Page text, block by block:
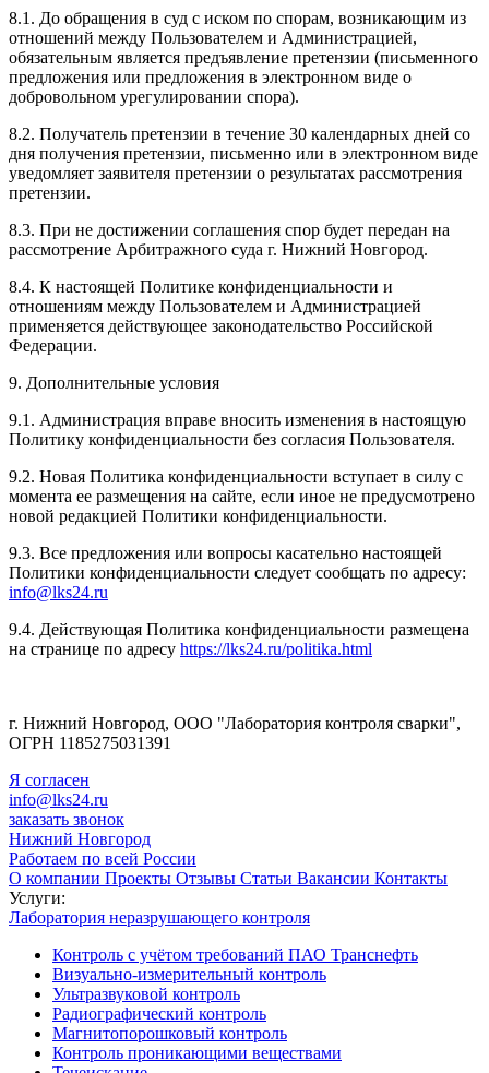
8.1. До обращения в суд с иском по спорам, возникающим из
отношений между Пользователем и Администрацией,
обязательным является предъявление претензии (письменного
предложения или предложения в электронном виде о
добровольном урегулировании спора).
8.2. Получатель претензии в течение 30 календарных дней со
дня получения претензии, письменно или в электронном виде
уведомляет заявителя претензии о результатах рассмотрения
претензии.
8.3. При не достижении соглашения спор будет передан на
рассмотрение Арбитражного суда г. Нижний Новгород.
8.4. К настоящей Политике конфиденциальности и
отношениям между Пользователем и Администрацией
применяется действующее законодательство Российской
Федерации.
9. Дополнительные условия
9.1. Администрация вправе вносить изменения в настоящую
Политику конфиденциальности без согласия Пользователя.
9.2. Новая Политика конфиденциальности вступает в силу с
момента ее размещения на сайте, если иное не предусмотрено
новой редакцией Политики конфиденциальности.
9.3. Все предложения или вопросы касательно настоящей
Политики конфиденциальности следует сообщать по адресу:
info@lks24.ru
9.4. Действующая Политика конфиденциальности размещена
на странице по адресу https://lks24.ru/politika.html
г. Нижний Новгород, ООО "Лаборатория контроля сварки",
ОГРН 1185275031391
Я согласен
info@lks24.ru
заказать звонок
Нижний Новгород
Работаем по всей России
О компании Проекты Отзывы Статьи Вакансии Контакты
Услуги:
Лаборатория неразрушающего контроля
Контроль с учётом требований ПАО Транснефть
Визуально-измерительный контроль
Ультразвуковой контроль
Радиографический контроль
Магнитопорошковый контроль
Контроль проникающими веществами